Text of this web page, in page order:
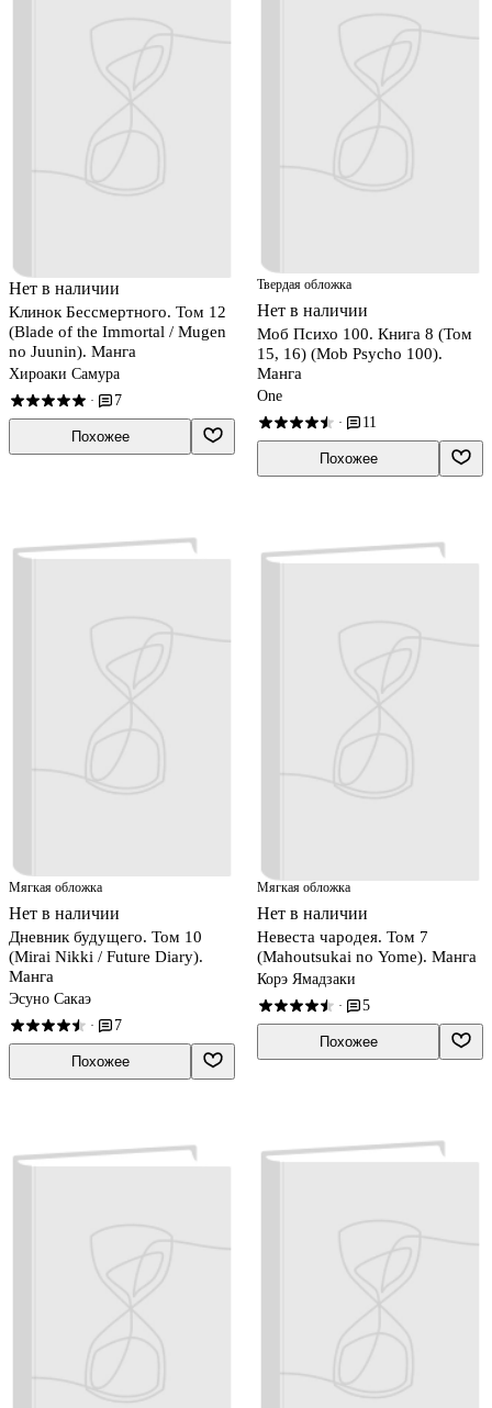
Нет в наличии
Клинок Бессмертного. Том 12
(Blade of the Immortal / Mugen
no Juunin). Манга
Хироаки Самура
· 7
Похожее
Твердая обложка
Нет в наличии
Моб Психо 100. Книга 8 (Том
15, 16) (Mob Psycho 100).
Манга
One
· 11
Похожее
Мягкая обложка
Нет в наличии
Дневник будущего. Том 10
(Mirai Nikki / Future Diary).
Манга
Эсуно Сакаэ
· 7
Похожее
Мягкая обложка
Нет в наличии
Невеста чародея. Том 7
(Mahoutsukai no Yome). Манга
Корэ Ямадзаки
· 5
Похожее